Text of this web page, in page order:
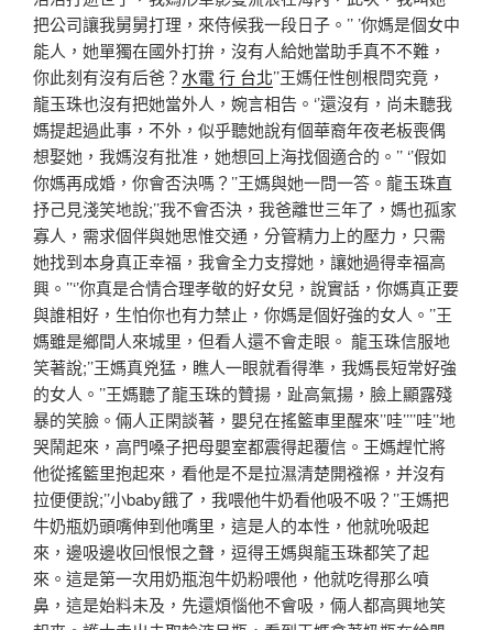
把公司讓我舅舅打理，來侍候我一段日子。’’ ’你媽是個女中
能人，她單獨在國外打拚，沒有人給她當助手真不不難，
你此刻有沒有后爸？水電 行 台北’’王媽任性刨根問究竟，
龍玉珠也沒有把她當外人，婉言相告。‘’還沒有，尚未聽我
媽提起過此事，不外，似乎聽她說有個華裔年夜老板喪偶
想娶她，我媽沒有批准，她想回上海找個適合的。’’ ‘’假如
你媽再成婚，你會否決嗎？’’王媽與她一問一答。龍玉珠直
抒己見淺笑地說;’’我不會否決，我爸離世三年了，媽也孤家
寡人，需求個伴與她思惟交通，分管精力上的壓力，只需
她找到本身真正幸福，我會全力支撐她，讓她過得幸福高
興。’’‘’你真是合情合理孝敬的好女兒，說實話，你媽真正要
與誰相好，生怕你也有力禁止，你媽是個好強的女人。’’王
媽雖是鄉間人來城里，但看人還不會走眼。 龍玉珠信服地
笑著說;’’王媽真兇猛，瞧人一眼就看得準，我媽長短常好強
的女人。’’王媽聽了龍玉珠的贊揚，趾高氣揚，臉上顯露殘
暴的笑臉。倆人正閑談著，嬰兒在搖籃車里醒來’’哇’’’’哇’’地
哭鬧起來，高門嗓子把母嬰室都震得起覆信。王媽趕忙將
他從搖籃里抱起來，看他是不是拉濕清楚開襁褓，并沒有
拉便便說;’’小baby餓了，我喂他牛奶看他吸不吸？’’王媽把
牛奶瓶奶頭嘴伸到他嘴里，這是人的本性，他就吮吸起
來，邊吸邊收回恨恨之聲，逗得王媽與龍玉珠都笑了起
來。這是第一次用奶瓶泡牛奶粉喂他，他就吃得那么噴
鼻，這是始料未及，先還煩惱他不會吸，倆人都高興地笑